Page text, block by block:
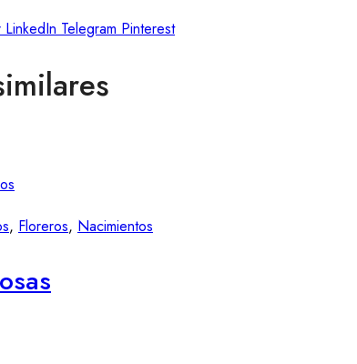
LinkedIn Telegram Pinterest
, Floreros, Nacimientos